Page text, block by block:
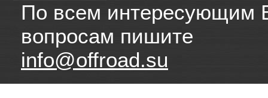
По всем интересующим
вопросам пишите
info@offroad.su